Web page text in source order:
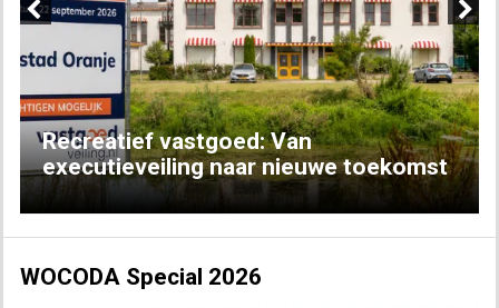
Recreatief vastgoed: Van
executieveiling naar nieuwe toekomst
Next
WOCODA Special 2026